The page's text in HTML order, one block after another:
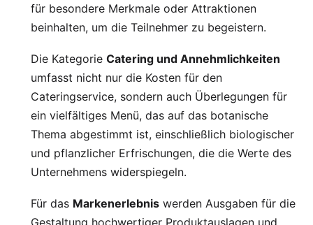
für besondere Merkmale oder Attraktionen
beinhalten, um die Teilnehmer zu begeistern.
Die Kategorie Catering und Annehmlichkeiten
umfasst nicht nur die Kosten für den
Cateringservice, sondern auch Überlegungen für
ein vielfältiges Menü, das auf das botanische
Thema abgestimmt ist, einschließlich biologischer
und pflanzlicher Erfrischungen, die die Werte des
Unternehmens widerspiegeln.
Für das Markenerlebnis werden Ausgaben für die
Gestaltung hochwertiger Produktauslagen und